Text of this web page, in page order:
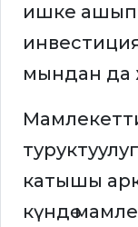
ишке ашып
мындан да
катышы
күндө